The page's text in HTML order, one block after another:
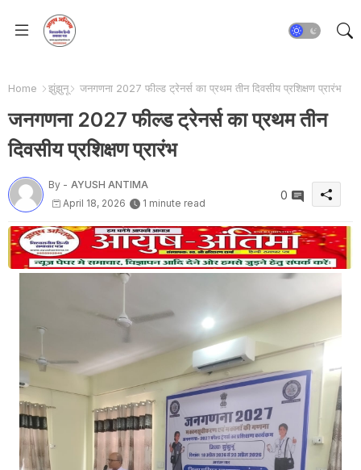
Home झुंझुनू जनगणना 2027 फील्ड ट्रेनर्स का प्रथम तीन दिवसीय प्रशिक्षण प्रारंभ
जनगणना 2027 फील्ड ट्रेनर्स का प्रथम तीन
दिवसीय प्रशिक्षण प्रारंभ
By - AYUSH ANTIMA
April 18, 2026
1 minute read
0